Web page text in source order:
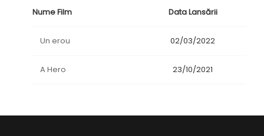
Nume Film Data Lansării
Un erou 02/03/2022
A Hero 23/10/2021